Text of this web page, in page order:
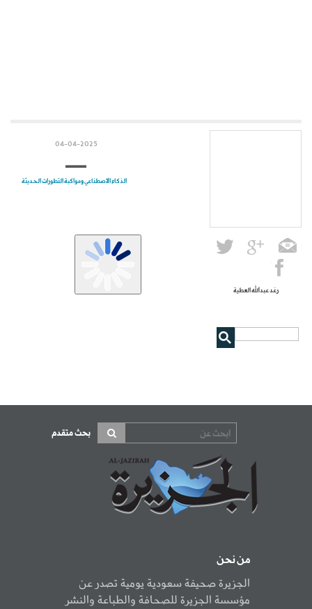
رغد عبدالله العطية
04-04-2025
الذكاء الاصطناعي ومواكبة التطورات الحديثة
بحث متقدم
من نحن
الجزيرة صحيفة سعودية يومية تصدر عن
مؤسسة الجزيرة للصحافة والطباعة والنشر